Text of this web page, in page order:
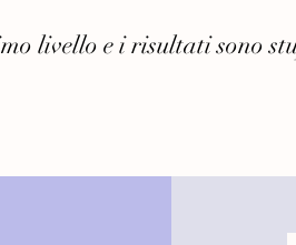
livello e i risultati sono